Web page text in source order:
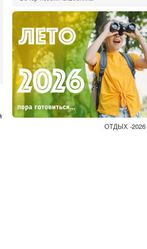
ОТДЫХ -2026